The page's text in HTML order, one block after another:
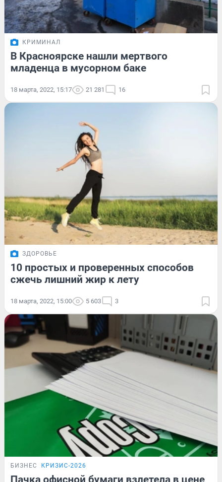
КРИМИНАЛ
В Красноярске нашли мертвого
младенца в мусорном баке
18 марта, 2022, 15:17 21 281 16
ЗДОРОВЬЕ
10 простых и проверенных способов
сжечь лишний жир к лету
18 марта, 2022, 15:00 5 603 3
БИЗНЕС КРИЗИС-2026
Пачка офисной бумаги взлетела в цене